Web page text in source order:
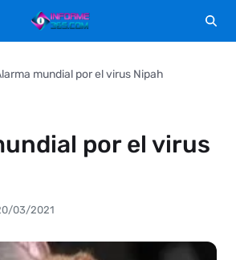
mundial por el virus Nipah
por el virus
03/2021